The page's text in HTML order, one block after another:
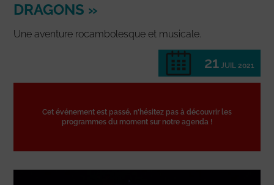
DRAGONS »
Une aventure rocambolesque et musicale.
21 JUIL 2021
Cet événement est passé, n'hésitez pas à découvrir les
programmes du moment sur notre agenda !